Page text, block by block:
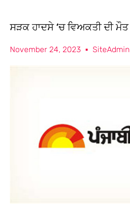
ਸੜਕ ਹਾਦਸੇ ‘ਚ ਵਿਅਕਤੀ ਦੀ ਮੌਤ
November 24, 2023 SiteAdmin